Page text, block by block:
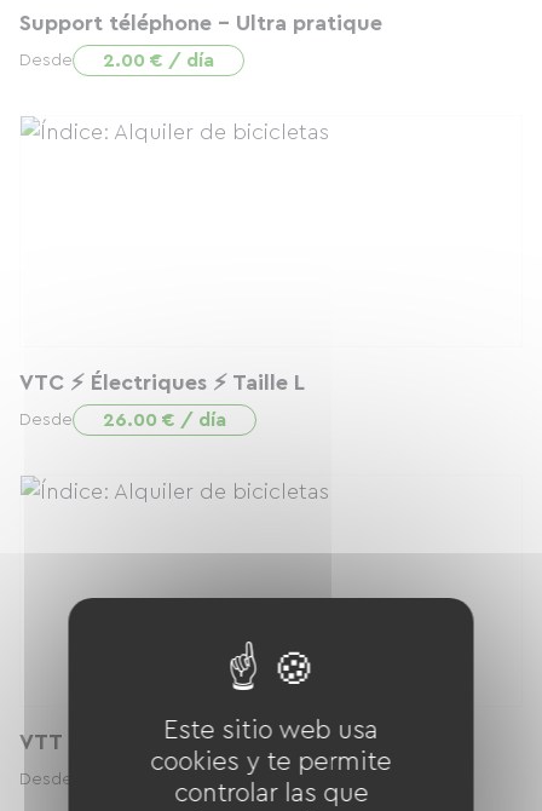
Support téléphone - Ultra pratique
Desde 2.00 € / día
VTC ⚡️ Électriques ⚡️ Taille L
Desde 26.00 € / día
VTT Prestige Aventure - Taille L
Desde
Este sitio web usa
cookies y te permite
controlar las que